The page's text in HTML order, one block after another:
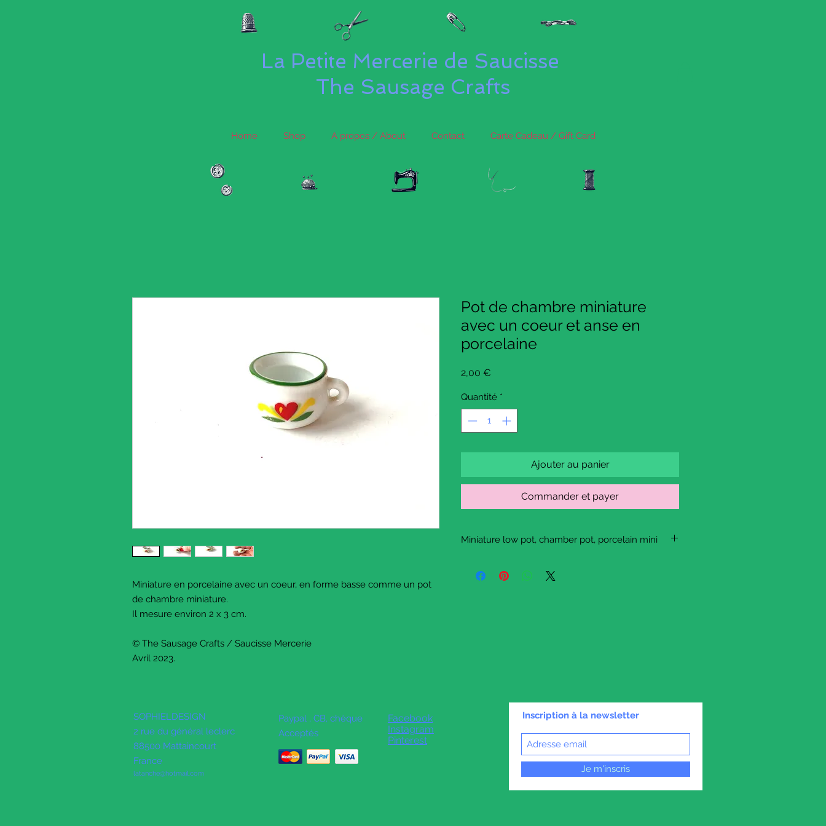
La Petite Mercerie de Saucisse
The Sausage Crafts
Home Shop A propos / About Contact Carte Cadeau / Gift Card
Miniature en porcelaine avec un coeur, en forme basse comme un pot
de chambre miniature.
Il mesure environ 2 x 3 cm.
© The Sausage Crafts / Saucisse Mercerie
Avril 2023.
Pot de chambre miniature
avec un coeur et anse en
porcelaine
2,00 €
Quantité *
Ajouter au panier
Commander et payer
Miniature low pot, chamber pot, porcelain mini
It has the shape of a miniature chamber pot.
SOPHIELDESIGN
2 rue du général leclerc
88500 Mattaincourt
France
latanche@hotmail.com
Paypal , CB, chèque
Acceptés
Facebook
Instagram
Pinterest
Inscription à la newsletter
Je m'inscris